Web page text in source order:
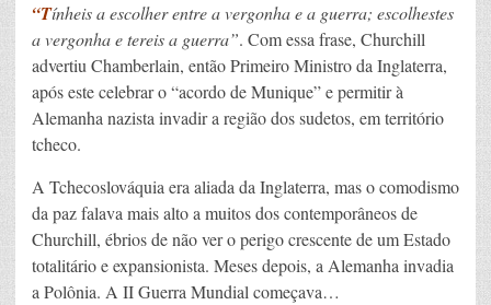
“Tínheis a escolher entre a vergonha e a guerra; escolhestes
a vergonha e tereis a guerra”. Com essa frase, Churchill
advertiu Chamberlain, então Primeiro Ministro da Inglaterra,
após este celebrar o “acordo de Munique” e permitir à
Alemanha nazista invadir a região dos sudetos, em território
tcheco.
A Tchecoslováquia era aliada da Inglaterra, mas o comodismo
da paz falava mais alto a muitos dos contemporâneos de
Churchill, ébrios de não ver o perigo crescente de um Estado
totalitário e expansionista. Meses depois, a Alemanha invadia
a Polônia. A II Guerra Mundial começava…